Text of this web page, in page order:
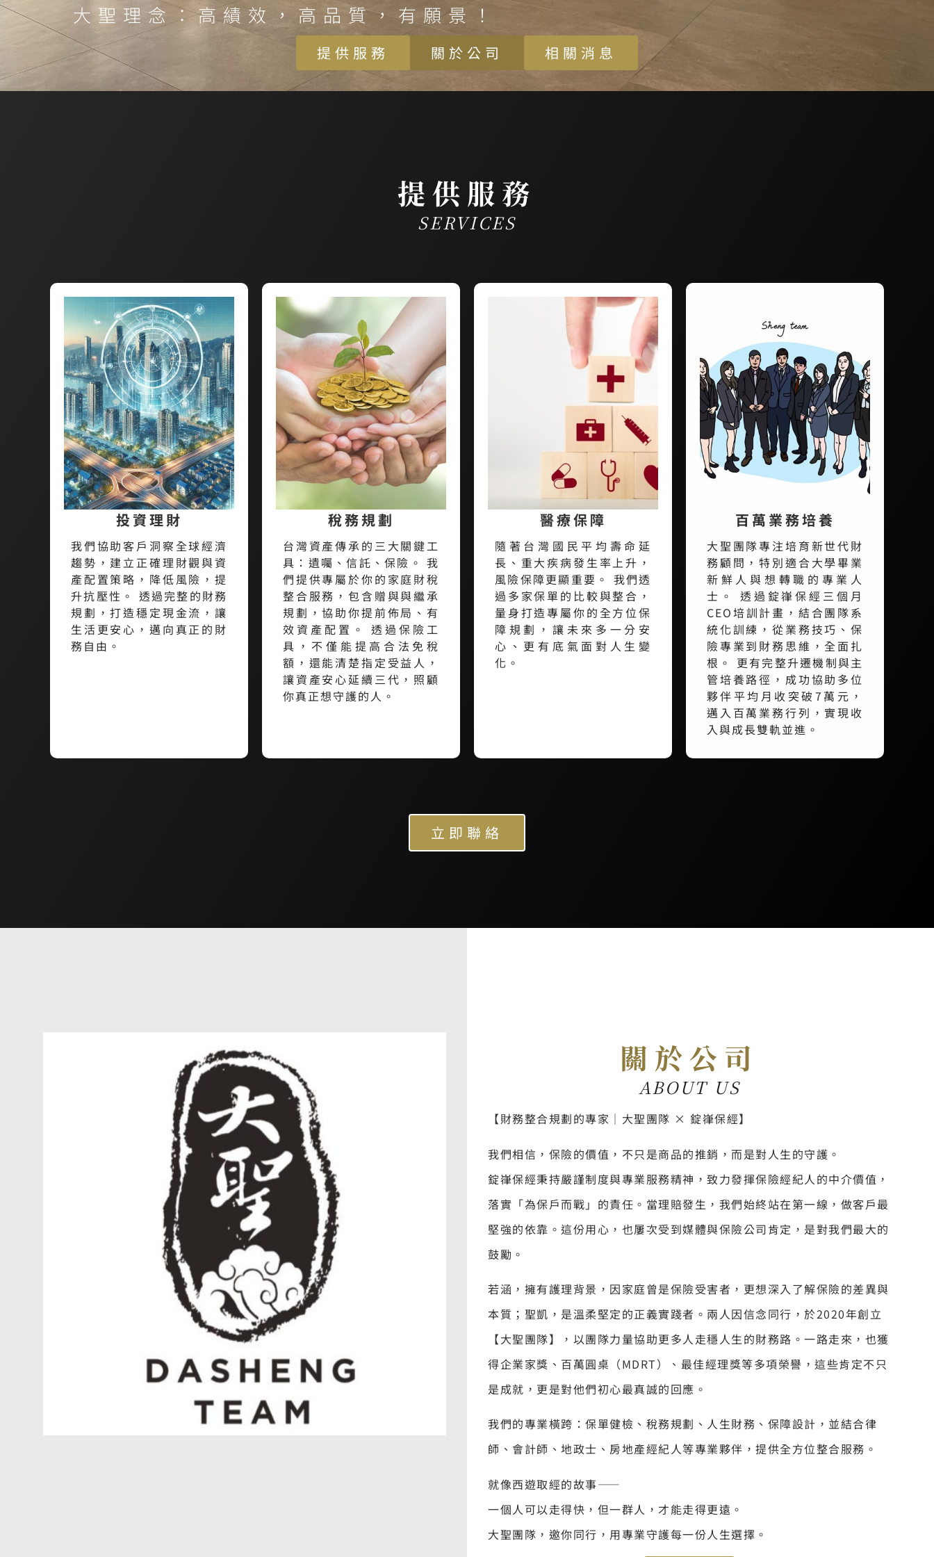
大聖理念：高績效，高品質，有願景！
提供服務 關於公司 相關消息
提供服務
SERVICES
投資理財
我們協助客戶洞察全球經濟
趨勢，建立正確理財觀與資
產配置策略，降低風險，提
升抗壓性。 透過完整的財務
規劃，打造穩定現金流，讓
生活更安心，邁向真正的財
務自由。
稅務規劃
台灣資產傳承的三大關鍵工
具：遺囑、信託、保險。 我
們提供專屬於你的家庭財稅
整合服務，包含贈與與繼承
規劃，協助你提前佈局、有
效資產配置。 透過保險工
具，不僅能提高合法免稅
額，還能清楚指定受益人，
讓資產安心延續三代，照顧
你真正想守護的人。
醫療保障
隨著台灣國民平均壽命延
長、重大疾病發生率上升，
風險保障更顯重要。 我們透
過多家保單的比較與整合，
量身打造專屬你的全方位保
障規劃，讓未來多一分安
心、更有底氣面對人生變
化。
百萬業務培養
大聖團隊專注培育新世代財
務顧問，特別適合大學畢業
新鮮人與想轉職的專業人
士。 透過錠嵂保經三個月
CEO培訓計畫，結合團隊系
統化訓練，從業務技巧、保
險專業到財務思維，全面扎
根。 更有完整升遷機制與主
管培養路徑，成功協助多位
夥伴平均月收突破7萬元，
邁入百萬業務行列，實現收
入與成長雙軌並進。
立即聯絡
關於公司
ABOUT US
【財務整合規劃的專家｜大聖團隊 × 錠嵂保經】
我們相信，保險的價值，不只是商品的推銷，而是對人生的守護。
錠嵂保經秉持嚴謹制度與專業服務精神，致力發揮保險經紀人的中介價值，
落實「為保戶而戰」的責任。當理賠發生，我們始終站在第一線，做客戶最
堅強的依靠。這份用心，也屢次受到媒體與保險公司肯定，是對我們最大的
鼓勵。
若涵，擁有護理背景，因家庭曾是保險受害者，更想深入了解保險的差異與
本質；聖凱，是溫柔堅定的正義實踐者。兩人因信念同行，於2020年創立
【大聖團隊】，以團隊力量協助更多人走穩人生的財務路。一路走來，也獲
得企業家獎、百萬圓桌（MDRT）、最佳經理獎等多項榮譽，這些肯定不只
是成就，更是對他們初心最真誠的回應。
我們的專業橫跨：保單健檢、稅務規劃、人生財務、保障設計，並結合律
師、會計師、地政士、房地產經紀人等專業夥伴，提供全方位整合服務。
就像西遊取經的故事——
一個人可以走得快，但一群人，才能走得更遠。
大聖團隊，邀你同行，用專業守護每一份人生選擇。